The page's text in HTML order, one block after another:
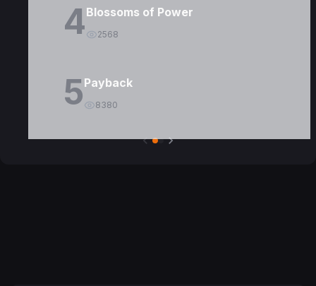
4Blossoms of Power
2568
5Payback
8380